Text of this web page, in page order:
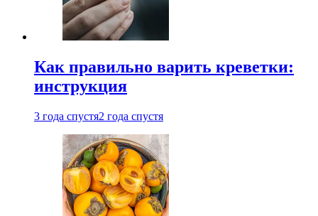
Как правильно варить креветки:
инструкция
3 года спустя2 года спустя